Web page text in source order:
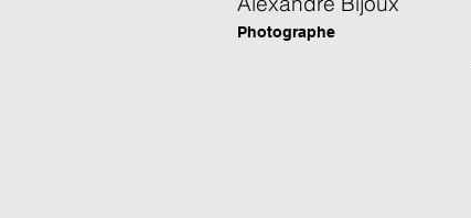
Photographe